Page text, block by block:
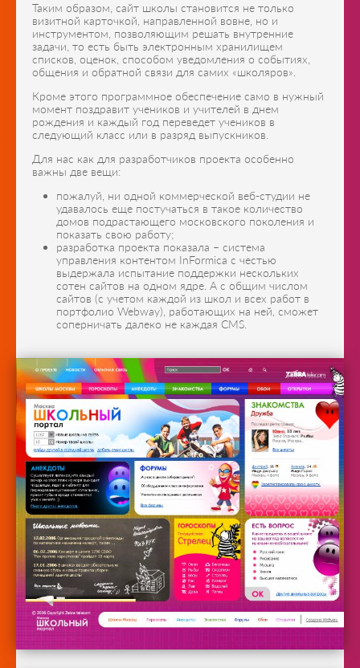
Таким образом, сайт школы становится не только
визитной карточкой, направленной вовне, но и
инструментом, позволяющим решать внутренние
задачи, то есть быть электронным хранилищем
списков, оценок, способом уведомления о событиях,
общения и обратной связи для самих «школяров».
Кроме этого программное обеспечение само в нужный
момент поздравит учеников и учителей в днем
рождения и каждый год переведет учеников в
следующий класс или в разряд выпускников.
Для нас как для разработчиков проекта особенно
важны две вещи:
пожалуй, ни одной коммерческой веб-студии не
удавалось еще постучаться в такое количество
домов подрастающего московского поколения и
показать свою работу;
разработка проекта показала – система
управления контентом InFormica с честью
выдержала испытание поддержки нескольких
сотен сайтов на одном ядре. А с общим числом
сайтов (с учетом каждой из школ и всех работ в
портфолио Webway), работающих на ней, сможет
соперничать далеко не каждая CMS.